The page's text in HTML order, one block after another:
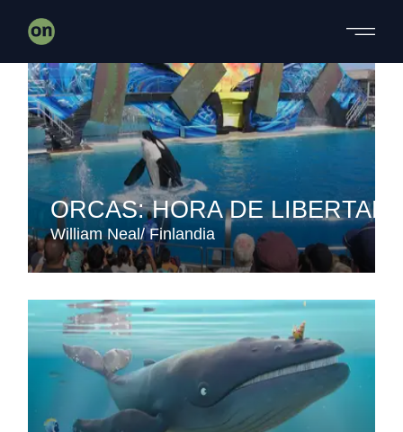
ORCAS: HORA DE LIBERTAD
William Neal Finlandia